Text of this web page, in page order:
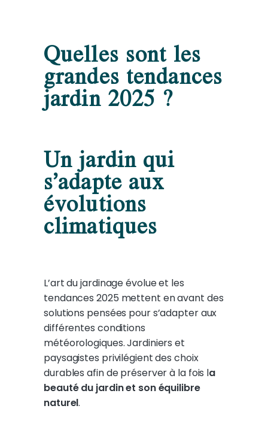
Quelles sont les
grandes tendances
jardin 2025 ?
Un jardin qui
s’adapte aux
évolutions
climatiques
L’art du jardinage évolue et les
tendances 2025 mettent en avant des
solutions pensées pour s’adapter aux
différentes conditions
météorologiques. Jardiniers et
paysagistes privilégient des choix
durables afin de préserver à la fois la
beauté du jardin et son équilibre
naturel.